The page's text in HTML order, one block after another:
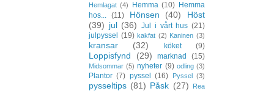
Hemlagat (4) Hemma (10) Hemma
hos...
(11) Hönsen (40)
Höst
(39) jul (36) Jul i vårt hus (21)
julpyssel
(19) kakfat (2) Kaninen (3)
kransar (32) köket (9)
Loppisfynd (29) marknad (15)
Midsommar (5) nyheter (9) odling (3)
Plantor (7) pyssel (16) Pyssel (3)
pysseltips (81) Påsk (27)
Rea